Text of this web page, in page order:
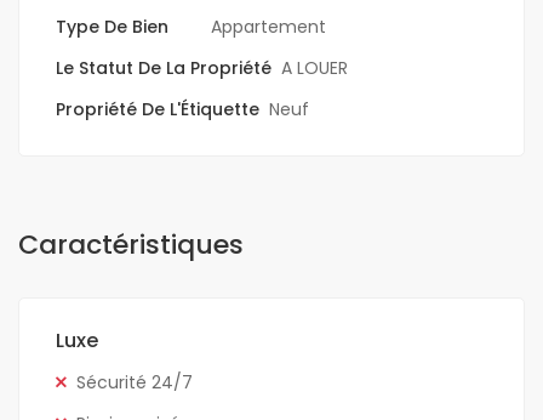
Type De Bien
Appartement
Le Statut De La Propriété A LOUER
Propriété De L'Étiquette Neuf
Caractéristiques
Luxe
Sécurité 24/7